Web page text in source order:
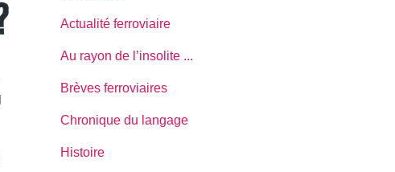
Actualité ferroviaire
Au rayon de l’insolite ...
Brèves ferroviaires
Chronique du langage
Histoire